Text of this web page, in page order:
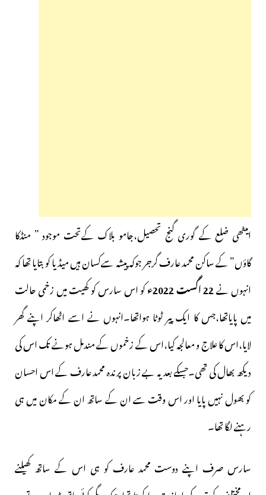
امیٹھی ضلع کے گوری گنج تحصیل،جامو بلاک کےتحت موجود ” منڈکا
گاؤں” کے ساکن محمد عارف گرجر جوکہ پیشہ سےکسان ہیں میڈیا کو بتایا تھا کہ
انہوں نے22 اگست 2022ء
کو اس سارس کو کھیت میں زخمی حالت
میں پایاتھا،جس کا ایک پیر ٹوٹا ہواتھا۔انہوں نے اسے اٹھاکر اپنے گھر
لایا،اس کا علاج و معالجہ کیا،اس کے زخموں کے مندمل ہونے تک اس کی
دیکھ بھال کی تھی۔جسکے بعد یہ بے زبان پرندہ محمد عارف کے اس احسان
کو بھول نہیں پایا اور اس وقت سے ان کے ساتھ ان کے مکان میں ہی
رہنے لگا تھا۔
سارس صرف اپنے دوست محمد عارف کو ہی اس کے ساتھ کھیلنے